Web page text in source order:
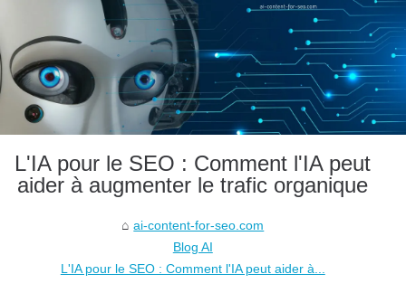
L'IA pour le SEO : Comment l'IA peut
aider à augmenter le trafic organique
ai-content-for-seo.com
Blog AI
L'IA pour le SEO : Comment l'IA peut aider à...